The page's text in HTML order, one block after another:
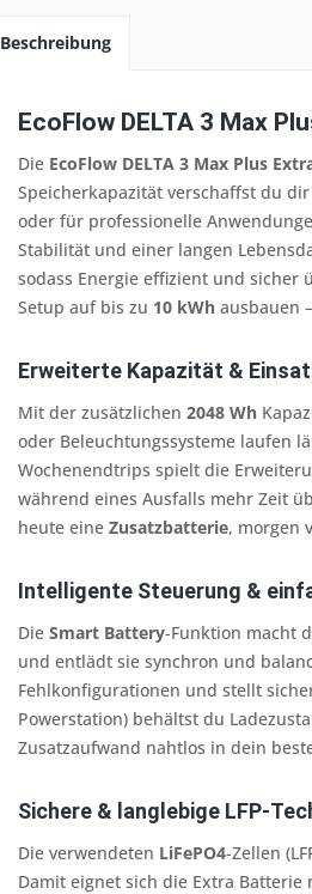
Beschreibung
EcoFlow DELTA 3 Max
Die EcoFlow DELTA 3 Max Plus
Speicherkapazität verschaffst du
oder für professionelle
Stabilität und einer langen
sodass Energie effizient und
Setup auf bis zu 10 kWh ausbauen
Erweiterte Kapazität &
Mit der zusätzlichen 2048 Wh
oder Beleuchtungssysteme laufen
Wochenendtrips spielt die
während eines Ausfalls mehr Zeit
heute eine Zusatzbatterie, morgen
Intelligente Steuerung &
Die Smart Battery-Funktion macht
und entlädt sie synchron und
Fehlkonfigurationen und stellt
Powerstation) behältst du
Zusatzaufwand nahtlos in dein
Sichere & langlebige LFP-
Die verwendeten LiFePO4-Zellen
Damit eignet sich die Extra